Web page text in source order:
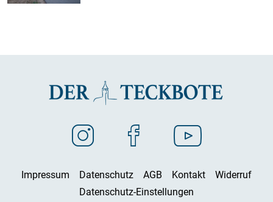
Impressum Datenschutz AGB Kontakt
Widerruf
Datenschutz-Einstellungen